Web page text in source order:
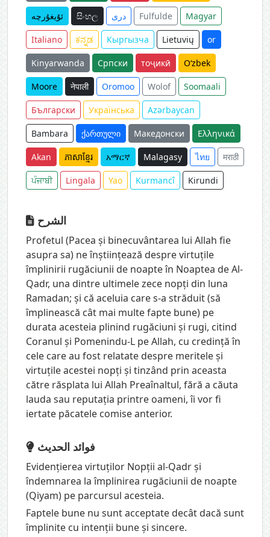
ئۇيغۇرچە සිංහල دری Fulfulde Magyar
Italiano ಕನ್ನಡ Кыргызча Lietuvių or
Kinyarwanda Српски тоҷикӣ O‘zbek
Moore नेपाली Oromoo Wolof Soomaali
Български Українська Azərbaycan
Bambara ქართული Македонски Ελληνικά
Akan ភាសាខ្មែរ አማርኛ Malagasy ไทย मराठी
ਪੰਜਾਬੀ Lingala Yao Kurmancî Kirundi
الشرح
Profetul (Pacea și binecuvântarea lui Allah fie
asupra sa) ne înștiințează despre virtuțile
împlinirii rugăciunii de noapte în Noaptea de Al-
Qadr, una dintre ultimele zece nopți din luna
Ramadan; și că aceluia care s-a străduit (să
împlinească cât mai multe fapte bune) pe
durata acesteia plinind rugăciuni și rugi, citind
Coranul și Pomenindu-L pe Allah, cu credință în
cele care au fost relatate despre meritele și
virtuțile acestei nopți și tinzând prin aceasta
către răsplata lui Allah Preaînaltul, fără a căuta
lauda sau reputația printre oameni, îi vor fi
iertate păcatele comise anterior.
فوائد الحديث
Evidențierea virtuților Nopții al-Qadr și
îndemnarea la împlinirea rugăciunii de noapte
(Qiyam) pe parcursul acesteia.
Faptele bune nu sunt acceptate decât dacă sunt
împlinite cu intenții bune și sincere.